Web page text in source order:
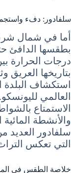
سلفادور: دفء
أما في شمال شرق
بطقسها الدافئ
بتاريخها العريق
استكشاف
العالمي
الاستمتاع
والأنشطة
سلفادور العديد
التي تعكس
خلاصة الطقس في